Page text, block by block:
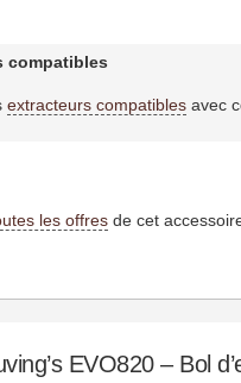
compatibles
extracteurs compatiblesavec
les offresde cet
EVO820 – Bol